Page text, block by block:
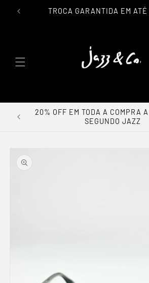
para o conteúdoTROCA GARANTIDA EM
GARANTA JÁ SEU SEGUNDO
EM TODA COMPRA
informações do produto